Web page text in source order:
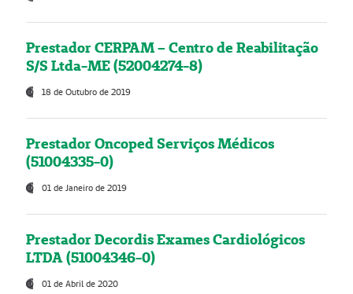
Prestador CERPAM – Centro de Reabilitação
S/S Ltda-ME (52004274-8)
18 de Outubro de 2019
Prestador Oncoped Serviços Médicos
(51004335-0)
01 de Janeiro de 2019
Prestador Decordis Exames Cardiológicos
LTDA (51004346-0)
01 de Abril de 2020